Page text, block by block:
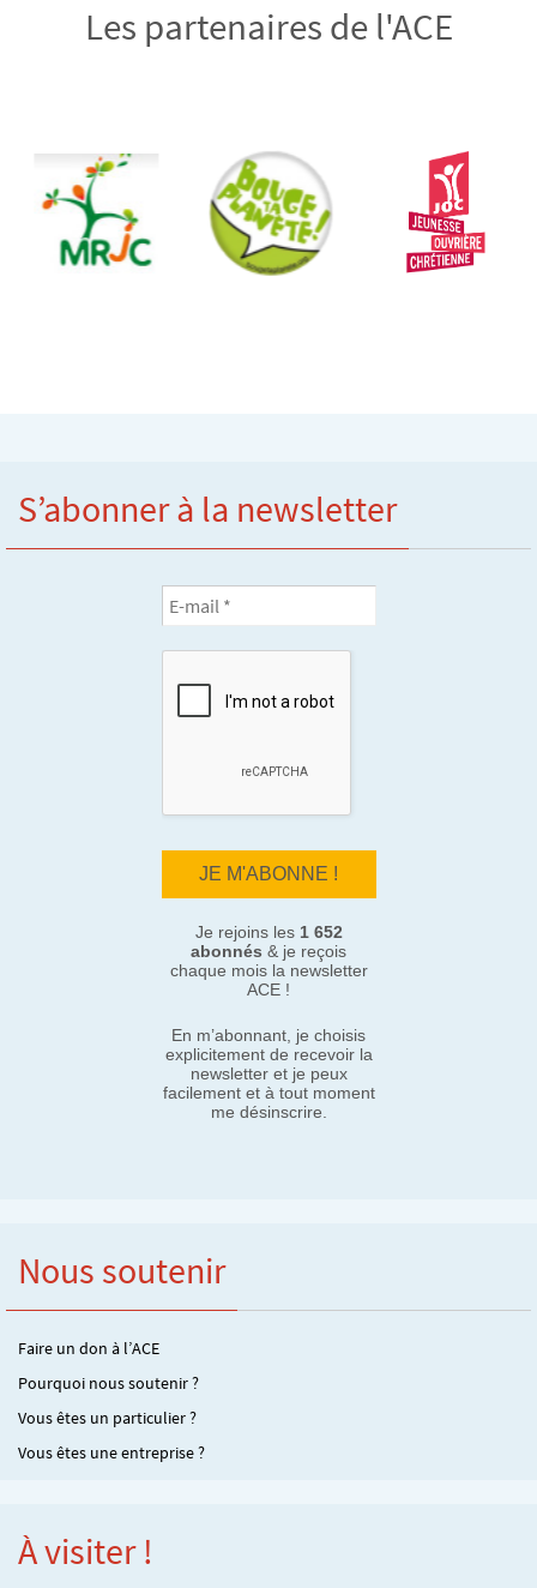
Les partenaires de l'ACE
S’abonner à la newsletter
Je rejoins les 1 652
abonnés & je reçois
chaque mois la newsletter
ACE !
En m’abonnant, je choisis
explicitement de recevoir la
newsletter et je peux
facilement et à tout moment
me désinscrire.
Nous soutenir
Faire un don à l’ACE
Pourquoi nous soutenir ?
Vous êtes un particulier ?
Vous êtes une entreprise ?
À visiter !